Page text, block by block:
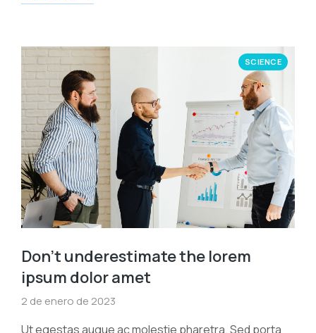
SCIENCE
Don’t underestimate the lorem
ipsum dolor amet
2 de enero de 2023
Ut egestas augue ac molestie pharetra. Sed porta